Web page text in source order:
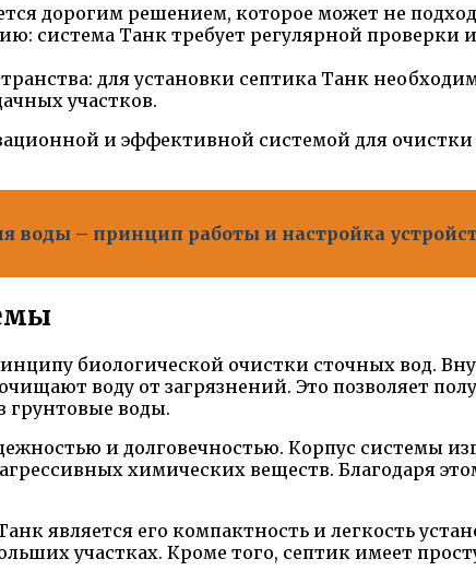
дорогим решением, которое может не
система Танк требует регулярной
для установки септика Танк
участков.
и эффективной системой для
воды – принцип работы и настройка
биологической очистки сточных вод.
воду от загрязнений. Это позволяет
грунтовые воды.
и долговечностью. Корпус системы
химических веществ. Благодаря
является его компактность и легкость
участках. Кроме того, септик имеет